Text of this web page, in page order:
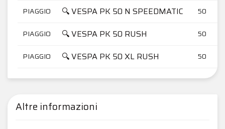
PIAGGIO 🔍 VESPA PK 50 N SPEEDMATIC 50
PIAGGIO 🔍 VESPA PK 50 RUSH 50
PIAGGIO 🔍 VESPA PK 50 XL RUSH 50
Altre informazioni